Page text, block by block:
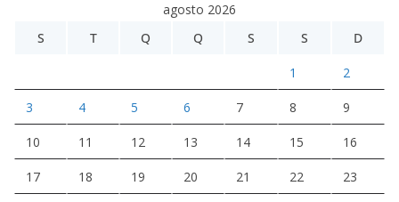
agosto 2026
S
T Q Q S S D
1 2
3 4 5 6 7 8 9
10 11 12 13 14 15 16
17 18 19 20 21 22 23